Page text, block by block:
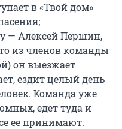
в «Твой дом»
— Алексей Першин,
из членов команды
он выезжает
ездит целый день
Команда уже
едет туда и
ее принимают.